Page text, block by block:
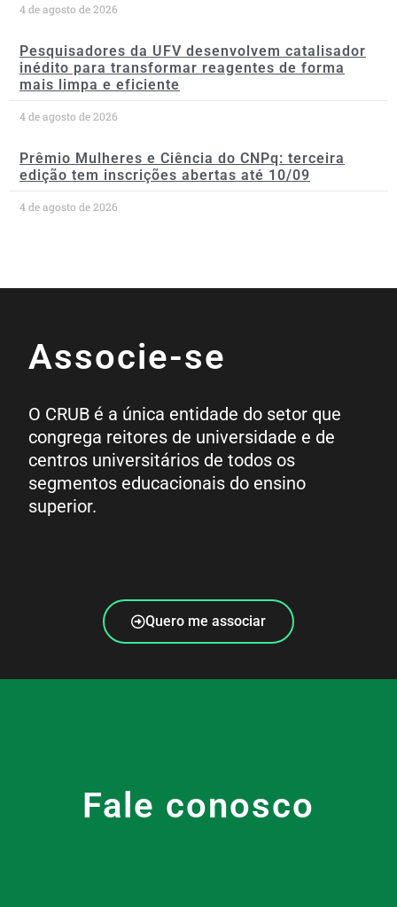
4 de agosto de 2026
Pesquisadores da UFV desenvolvem catalisador
inédito para transformar reagentes de forma
mais limpa e eficiente
4 de agosto de 2026
Prêmio Mulheres e Ciência do CNPq: terceira
edição tem inscrições abertas até 10/09
4 de agosto de 2026
Associe-se
O CRUB é a única entidade do setor que
congrega reitores de universidade e de
centros universitários de todos os
segmentos educacionais do ensino
superior.
Quero me associar
Fale conosco